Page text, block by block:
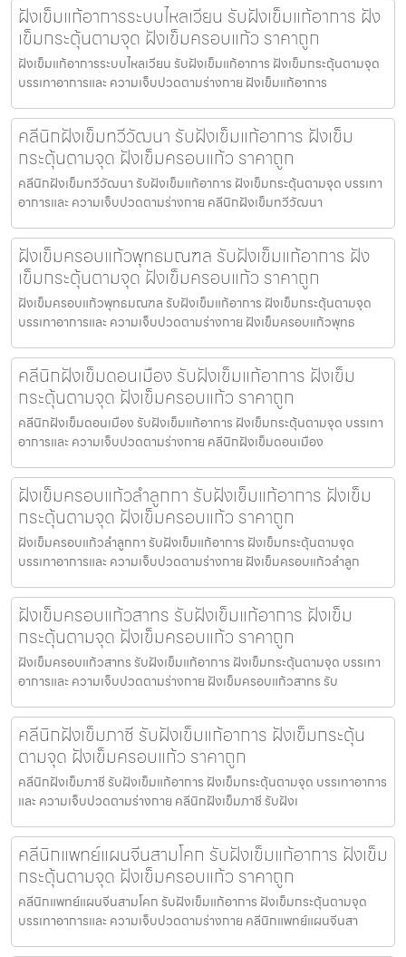
ฝังเข็มแก้อาการระบบไหลเวียน รับฝังเข็มแก้อาการ ฝัง
เข็มกระตุ้นตามจุด ฝังเข็มครอบแก้ว ราคาถูก
ฝังเข็มแก้อาการระบบไหลเวียน รับฝังเข็มแก้อาการ ฝังเข็มกระตุ้นตามจุด
บรรเทาอาการและ ความเจ็บปวดตามร่างกาย ฝังเข็มแก้อาการ
คลีนิกฝังเข็มทวีวัฒนา รับฝังเข็มแก้อาการ ฝังเข็ม
กระตุ้นตามจุด ฝังเข็มครอบแก้ว ราคาถูก
คลีนิกฝังเข็มทวีวัฒนา รับฝังเข็มแก้อาการ ฝังเข็มกระตุ้นตามจุด บรรเทา
อาการและ ความเจ็บปวดตามร่างกาย คลีนิกฝังเข็มทวีวัฒนา
ฝังเข็มครอบแก้วพุทธมณฑล รับฝังเข็มแก้อาการ ฝัง
เข็มกระตุ้นตามจุด ฝังเข็มครอบแก้ว ราคาถูก
ฝังเข็มครอบแก้วพุทธมณฑล รับฝังเข็มแก้อาการ ฝังเข็มกระตุ้นตามจุด
บรรเทาอาการและ ความเจ็บปวดตามร่างกาย ฝังเข็มครอบแก้วพุทธ
คลีนิกฝังเข็มดอนเมือง รับฝังเข็มแก้อาการ ฝังเข็ม
กระตุ้นตามจุด ฝังเข็มครอบแก้ว ราคาถูก
คลีนิกฝังเข็มดอนเมือง รับฝังเข็มแก้อาการ ฝังเข็มกระตุ้นตามจุด บรรเทา
อาการและ ความเจ็บปวดตามร่างกาย คลีนิกฝังเข็มดอนเมือง
ฝังเข็มครอบแก้วลำลูกกา รับฝังเข็มแก้อาการ ฝังเข็ม
กระตุ้นตามจุด ฝังเข็มครอบแก้ว ราคาถูก
ฝังเข็มครอบแก้วลำลูกกา รับฝังเข็มแก้อาการ ฝังเข็มกระตุ้นตามจุด
บรรเทาอาการและ ความเจ็บปวดตามร่างกาย ฝังเข็มครอบแก้วลำลูก
ฝังเข็มครอบแก้วสาทร รับฝังเข็มแก้อาการ ฝังเข็ม
กระตุ้นตามจุด ฝังเข็มครอบแก้ว ราคาถูก
ฝังเข็มครอบแก้วสาทร รับฝังเข็มแก้อาการ ฝังเข็มกระตุ้นตามจุด บรรเทา
อาการและ ความเจ็บปวดตามร่างกาย ฝังเข็มครอบแก้วสาทร รับ
คลีนิกฝังเข็มภาชี รับฝังเข็มแก้อาการ ฝังเข็มกระตุ้น
ตามจุด ฝังเข็มครอบแก้ว ราคาถูก
คลีนิกฝังเข็มภาชี รับฝังเข็มแก้อาการ ฝังเข็มกระตุ้นตามจุด บรรเทาอาการ
และ ความเจ็บปวดตามร่างกาย คลีนิกฝังเข็มภาชี รับฝังเ
คลีนิกแพทย์แผนจีนสามโคก รับฝังเข็มแก้อาการ ฝังเข็ม
กระตุ้นตามจุด ฝังเข็มครอบแก้ว ราคาถูก
คลีนิกแพทย์แผนจีนสามโคก รับฝังเข็มแก้อาการ ฝังเข็มกระตุ้นตามจุด
บรรเทาอาการและ ความเจ็บปวดตามร่างกาย คลีนิกแพทย์แผนจีนสา